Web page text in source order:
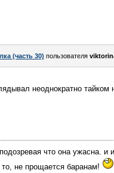
(часть 30) пользователя
неоднократно тайком
что она ужасна. и
не прощается баранам!